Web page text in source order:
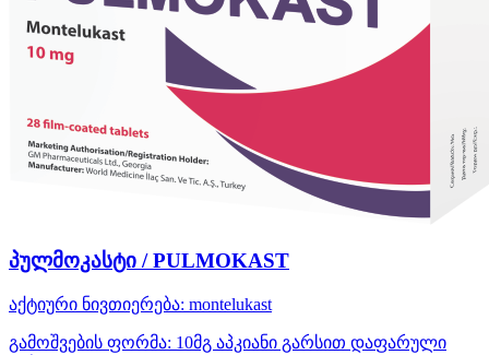
პულმოკასტი / PULMOKAST
აქტიური ნივთიერება: montelukast
გამოშვების ფორმა: 10მგ აპკიანი გარსით დაფარული